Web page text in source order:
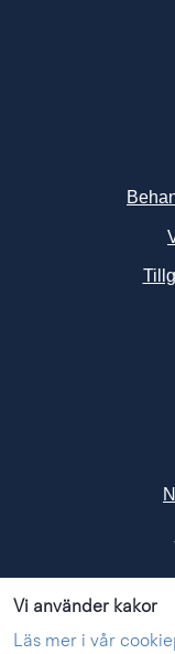
Vi använder kakor
Läs mer i vår